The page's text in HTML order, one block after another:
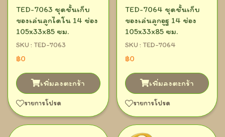
TED-7063 ชุดชั้นเก็บ
ของเล่นลูกไดโน 14 ช่อง
105x33x85 ซม.
SKU : TED-7063
฿0
เพิ่มลงตะกร้า
รายการโปรด
TED-7064 ชุดชั้นเก็บ
ของเล่นลูกอูฐ 14 ช่อง
105x33x85 ซม.
SKU : TED-7064
฿0
เพิ่มลงตะกร้า
รายการโปรด